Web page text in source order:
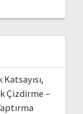
Çizdirme –